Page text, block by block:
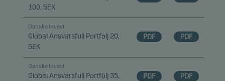
100, SEK
Danske Invest
Global Ansvarsfull Portfölj 20,
SEK
PDF PDF
Danske Invest
Global Ansvarsfull Portfölj 35,
PDF PDF